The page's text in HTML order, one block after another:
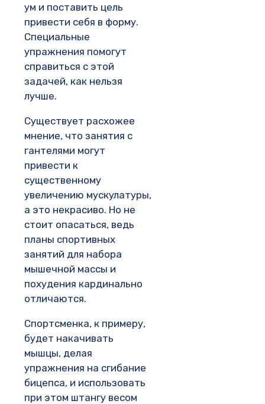
ум и поставить цель
привести себя в форму.
Специальные
упражнения помогут
справиться с этой
задачей, как нельзя
лучше.
Существует расхожее
мнение, что занятия с
гантелями могут
привести к
существенному
увеличению мускулатуры,
а это некрасиво. Но не
стоит опасаться, ведь
планы спортивных
занятий для набора
мышечной массы и
похудения кардинально
отличаются.
Спортсменка, к примеру,
будет накачивать
мышцы, делая
упражнения на сгибание
бицепса, и использовать
при этом штангу весом